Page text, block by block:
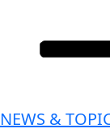
NEWS &